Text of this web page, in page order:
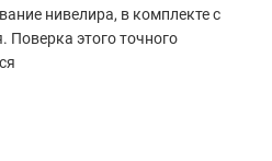
нивелира, в комплекте с
Поверка этого точного